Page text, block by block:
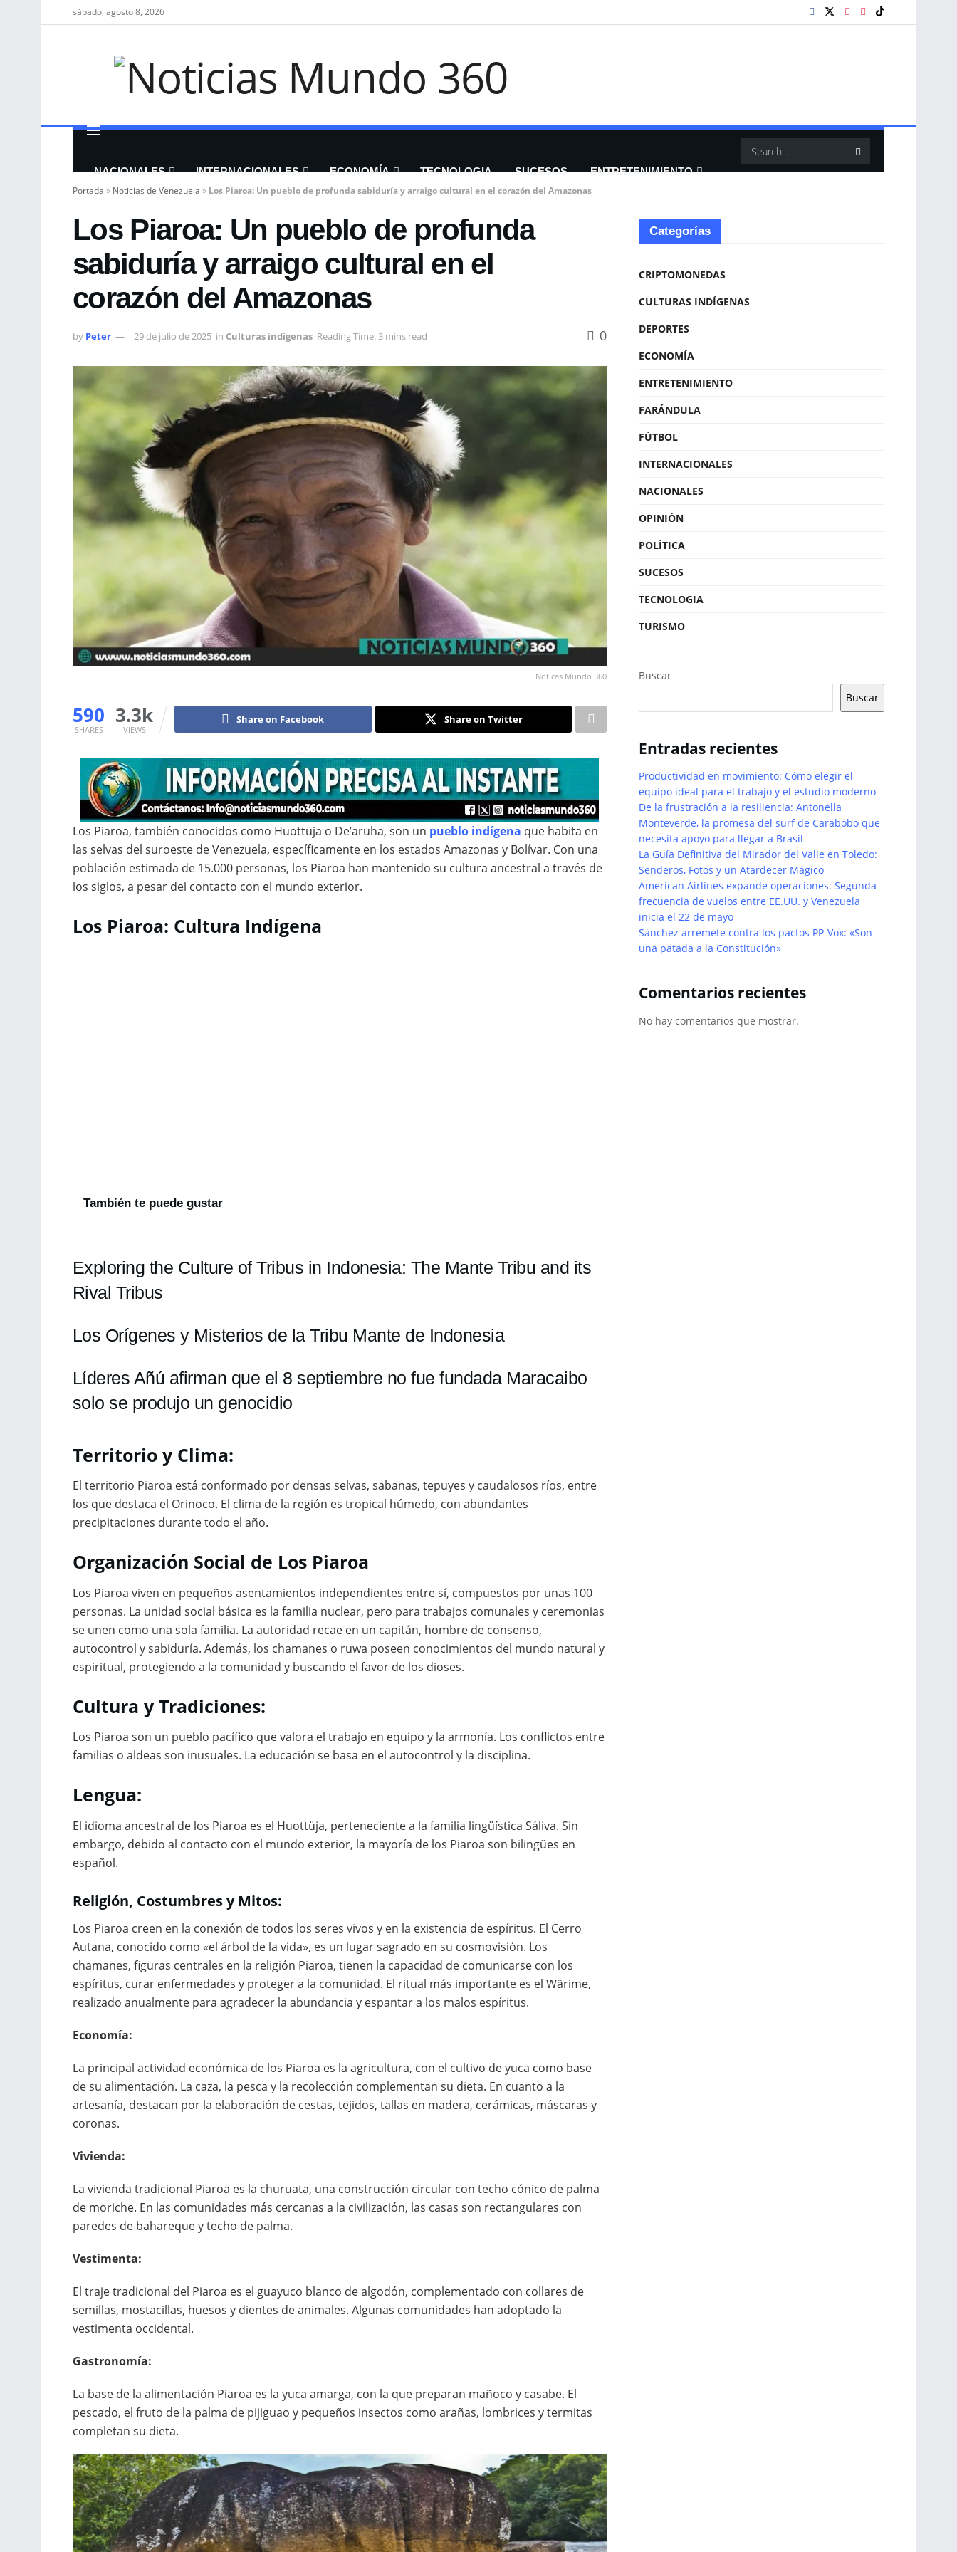
sábado, agosto 8, 2026
NACIONALES INTERNACIONALES ECONOMÍA TECNOLOGIA SUCESOS
ENTRETENIMIENTO
Portada » Noticias de Venezuela » Los Piaroa: Un pueblo de profunda sabiduría y arraigo cultural en el corazón del Amazonas
Los Piaroa: Un pueblo de profunda
sabiduría y arraigo cultural en el
corazón del Amazonas
by Peter 29 de julio de 2025 in Culturas indígenas Reading Time: 3 mins read 0
Noticas Mundo 360
590
SHARES
3.3k
VIEWS
Share on Facebook Share on Twitter
Los Piaroa, también conocidos como Huottüja o De’aruha, son un pueblo indígena que habita en
las selvas del suroeste de Venezuela, específicamente en los estados Amazonas y Bolívar. Con una
población estimada de 15.000 personas, los Piaroa han mantenido su cultura ancestral a través de
los siglos, a pesar del contacto con el mundo exterior.
Los Piaroa: Cultura Indígena
También te puede gustar
Exploring the Culture of Tribus in Indonesia: The Mante Tribu and its
Rival Tribus
Los Orígenes y Misterios de la Tribu Mante de Indonesia
Líderes Añú afirman que el 8 septiembre no fue fundada Maracaibo
solo se produjo un genocidio
Territorio y Clima:
El territorio Piaroa está conformado por densas selvas, sabanas, tepuyes y caudalosos ríos, entre
los que destaca el Orinoco. El clima de la región es tropical húmedo, con abundantes
precipitaciones durante todo el año.
Organización Social de Los Piaroa
Los Piaroa viven en pequeños asentamientos independientes entre sí, compuestos por unas 100
personas. La unidad social básica es la familia nuclear, pero para trabajos comunales y ceremonias
se unen como una sola familia. La autoridad recae en un capitán, hombre de consenso,
autocontrol y sabiduría. Además, los chamanes o ruwa poseen conocimientos del mundo natural y
espiritual, protegiendo a la comunidad y buscando el favor de los dioses.
Cultura y Tradiciones:
Los Piaroa son un pueblo pacífico que valora el trabajo en equipo y la armonía. Los conflictos entre
familias o aldeas son inusuales. La educación se basa en el autocontrol y la disciplina.
Lengua:
El idioma ancestral de los Piaroa es el Huottüja, perteneciente a la familia lingüística Sáliva. Sin
embargo, debido al contacto con el mundo exterior, la mayoría de los Piaroa son bilingües en
español.
Religión, Costumbres y Mitos:
Los Piaroa creen en la conexión de todos los seres vivos y en la existencia de espíritus. El Cerro
Autana, conocido como «el árbol de la vida», es un lugar sagrado en su cosmovisión. Los
chamanes, figuras centrales en la religión Piaroa, tienen la capacidad de comunicarse con los
espíritus, curar enfermedades y proteger a la comunidad. El ritual más importante es el Wärime,
realizado anualmente para agradecer la abundancia y espantar a los malos espíritus.
Economía:
La principal actividad económica de los Piaroa es la agricultura, con el cultivo de yuca como base
de su alimentación. La caza, la pesca y la recolección complementan su dieta. En cuanto a la
artesanía, destacan por la elaboración de cestas, tejidos, tallas en madera, cerámicas, máscaras y
coronas.
Vivienda:
La vivienda tradicional Piaroa es la churuata, una construcción circular con techo cónico de palma
de moriche. En las comunidades más cercanas a la civilización, las casas son rectangulares con
paredes de bahareque y techo de palma.
Vestimenta:
El traje tradicional del Piaroa es el guayuco blanco de algodón, complementado con collares de
semillas, mostacillas, huesos y dientes de animales. Algunas comunidades han adoptado la
vestimenta occidental.
Gastronomía:
La base de la alimentación Piaroa es la yuca amarga, con la que preparan mañoco y casabe. El
pescado, el fruto de la palma de pijiguao y pequeños insectos como arañas, lombrices y termitas
completan su dieta.
Categorías
CRIPTOMONEDAS
CULTURAS INDÍGENAS
DEPORTES
ECONOMÍA
ENTRETENIMIENTO
FARÁNDULA
FÚTBOL
INTERNACIONALES
NACIONALES
OPINIÓN
POLÍTICA
SUCESOS
TECNOLOGIA
TURISMO
Buscar
Buscar
Entradas recientes
Productividad en movimiento: Cómo elegir el
equipo ideal para el trabajo y el estudio moderno
De la frustración a la resiliencia: Antonella
Monteverde, la promesa del surf de Carabobo que
necesita apoyo para llegar a Brasil
La Guía Definitiva del Mirador del Valle en Toledo:
Senderos, Fotos y un Atardecer Mágico
American Airlines expande operaciones: Segunda
frecuencia de vuelos entre EE.UU. y Venezuela
inicia el 22 de mayo
Sánchez arremete contra los pactos PP-Vox: «Son
una patada a la Constitución»
Comentarios recientes
No hay comentarios que mostrar.